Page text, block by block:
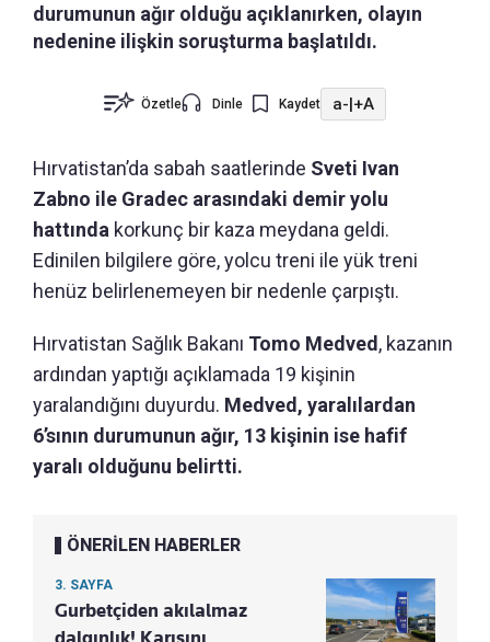
durumunun ağır olduğu açıklanırken, olayın
nedenine ilişkin soruşturma başlatıldı.
Özetle Dinle Kaydet a-|+A
Hırvatistan’da sabah saatlerinde Sveti Ivan
Zabno ile Gradec arasındaki demir yolu
hattında korkunç bir kaza meydana geldi.
Edinilen bilgilere göre, yolcu treni ile yük treni
henüz belirlenemeyen bir nedenle çarpıştı.
Hırvatistan Sağlık Bakanı Tomo Medved , kazanın
ardından yaptığı açıklamada 19 kişinin
yaralandığını duyurdu. Medved, yaralılardan
6’sının durumunun ağır, 13 kişinin ise hafif
yaralı olduğunu belirtti.
ÖNERİLEN HABERLER
3. SAYFA
Gurbetçiden akılalmaz